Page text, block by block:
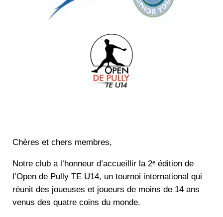
Chères et chers membres,
Notre club a l’honneur d’accueillir la 2ᵉ édition de
l’Open de Pully TE U14, un tournoi international qui
réunit des joueuses et joueurs de moins de 14 ans
venus des quatre coins du monde.